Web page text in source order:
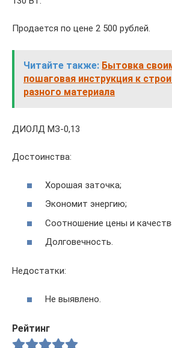
Продается по цене 2 500 рублей.
Читайте также: Бытовка
пошаговая инструкция к
разного материала
ДИОЛД МЗ-0,13
Достоинства:
Хорошая заточка;
Экономит энергию;
Соотношение цены и
Долговечность.
Недостатки:
Не выявлено.
Рейтинг